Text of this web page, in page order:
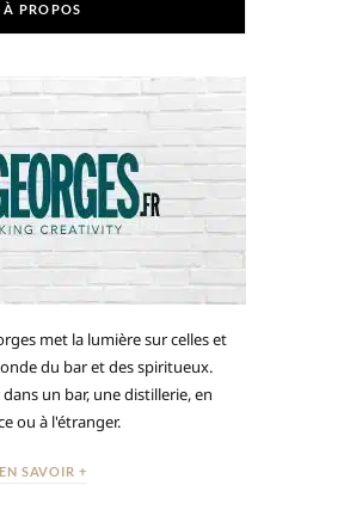
À PROPOS
met la lumière sur celles et
du bar et des spiritueux.
un bar, une distillerie, en
ou à l'étranger.
EN SAVOIR +